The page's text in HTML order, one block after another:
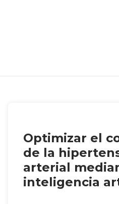
Optimizar el
de la
arterial
inteligencia